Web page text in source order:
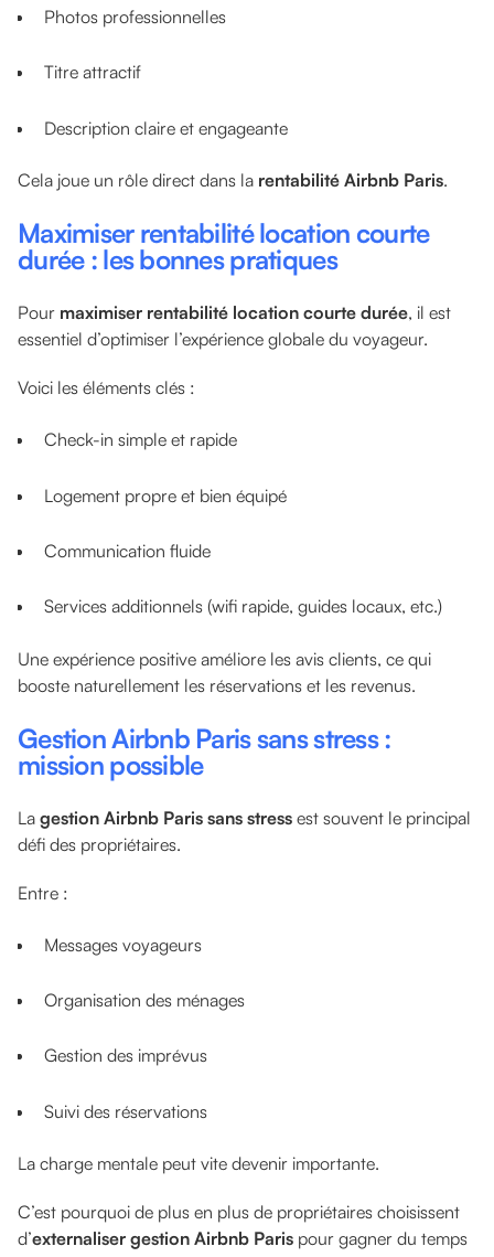
Photos professionnelles
Titre attractif
Description claire et engageante
Cela joue un rôle direct dans la rentabilité Airbnb Paris.
Maximiser rentabilité location courte
durée : les bonnes pratiques
Pour maximiser rentabilité location courte durée, il est
essentiel d’optimiser l’expérience globale du voyageur.
Voici les éléments clés :
Check-in simple et rapide
Logement propre et bien équipé
Communication fluide
Services additionnels (wifi rapide, guides locaux, etc.)
Une expérience positive améliore les avis clients, ce qui
booste naturellement les réservations et les revenus.
Gestion Airbnb Paris sans stress :
mission possible
La gestion Airbnb Paris sans stress est souvent le principal
défi des propriétaires.
Entre :
Messages voyageurs
Organisation des ménages
Gestion des imprévus
Suivi des réservations
La charge mentale peut vite devenir importante.
C’est pourquoi de plus en plus de propriétaires choisissent
d’externaliser gestion Airbnb Paris pour gagner du temps